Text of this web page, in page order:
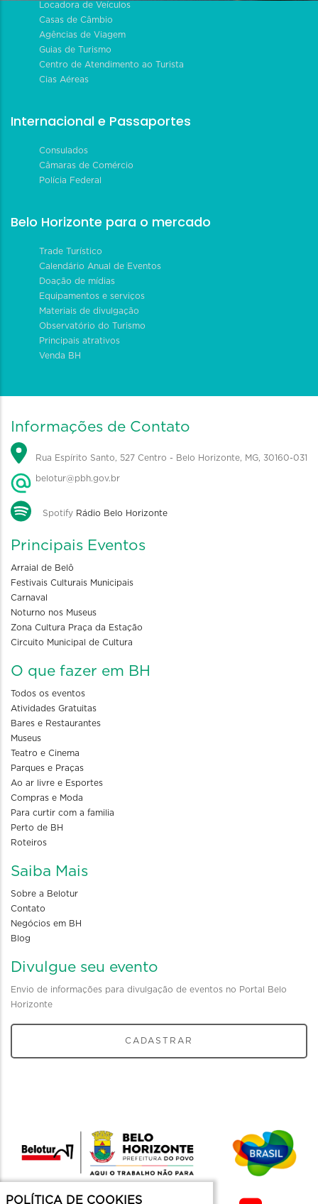
Locadora de Veículos
Casas de Câmbio
Agências de Viagem
Guias de Turismo
Centro de Atendimento ao Turista
Cias Aéreas
Internacional e Passaportes
Consulados
Câmaras de Comércio
Polícia Federal
Belo Horizonte para o mercado
Trade Turístico
Calendário Anual de Eventos
Doação de mídias
Equipamentos e serviços
Materiais de divulgação
Observatório do Turismo
Principais atrativos
Venda BH
Informações de Contato
Rua Espírito Santo, 527 Centro - Belo Horizonte, MG, 30160-031
belotur@pbh.gov.br
Spotify Rádio Belo Horizonte
Principais Eventos
Arraial de Belô
Festivais Culturais Municipais
Carnaval
Noturno nos Museus
Zona Cultura Praça da Estação
Circuito Municipal de Cultura
O que fazer em BH
Todos os eventos
Atividades Gratuitas
Bares e Restaurantes
Museus
Teatro e Cinema
Parques e Praças
Ao ar livre e Esportes
Compras e Moda
Para curtir com a familia
Perto de BH
Roteiros
Saiba Mais
Sobre a Belotur
Contato
Negócios em BH
Blog
Divulgue seu evento
Envio de informações para divulgação de eventos no Portal Belo
Horizonte
CADASTRAR
POLÍTICA DE COOKIES